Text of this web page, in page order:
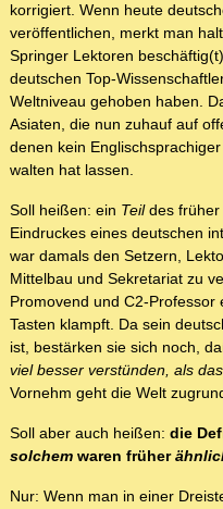
korrigiert. Wenn heute
veröffentlichen, merkt man
Springer Lektoren
deutschen Top-
Weltniveau gehoben haben.
Asiaten, die nun zuhauf auf
denen kein
walten hat lassen.
Soll heißen: ein Teildes früher
Eindruckes eines deutschen
war damals den Setzern,
Mittelbau und Sekretariat zu
Promovend und C2-
Tasten klampft. Da sein
ist, bestärken sie sich noch,
viel besser verstünden, als
Vornehm geht die Welt
Soll aber auch heißen: die
solchem waren früher
Nur: Wenn man in einer